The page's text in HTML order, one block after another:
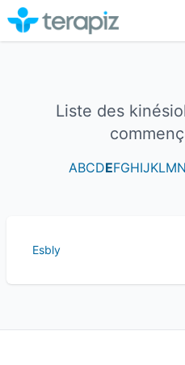
Liste des
ABCDEFGHIJKLMN
Esbly